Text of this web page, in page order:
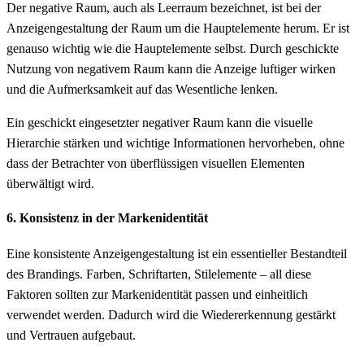
Der negative Raum, auch als Leerraum bezeichnet, ist bei der
Anzeigengestaltung der Raum um die Hauptelemente herum. Er ist
genauso wichtig wie die Hauptelemente selbst. Durch geschickte
Nutzung von negativem Raum kann die Anzeige luftiger wirken
und die Aufmerksamkeit auf das Wesentliche lenken.
Ein geschickt eingesetzter negativer Raum kann die visuelle
Hierarchie stärken und wichtige Informationen hervorheben, ohne
dass der Betrachter von überflüssigen visuellen Elementen
überwältigt wird.
6. Konsistenz in der Markenidentität
Eine konsistente Anzeigengestaltung ist ein essentieller Bestandteil
des Brandings. Farben, Schriftarten, Stilelemente – all diese
Faktoren sollten zur Markenidentität passen und einheitlich
verwendet werden. Dadurch wird die Wiedererkennung gestärkt
und Vertrauen aufgebaut.